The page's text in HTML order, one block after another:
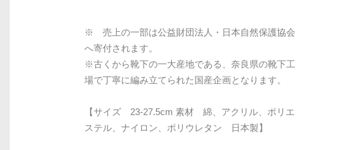
※ 売上の一部は公益財団法人・日本自然保護協会
へ寄付されます。
※古くから靴下の一大産地である、奈良県の靴下工
場で丁寧に編み立てられた国産企画となります。
【サイズ 23-27.5cm 素材 綿、アクリル、ポリエ
ステル、ナイロン、ポリウレタン 日本製】